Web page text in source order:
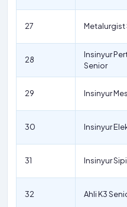
27 Metalurgist
28
Insinyur
Senior
29 Insinyur
30 Insinyur
31 Insinyur
32 Ahli K3